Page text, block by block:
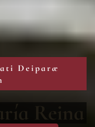
Deiparæ
Reina